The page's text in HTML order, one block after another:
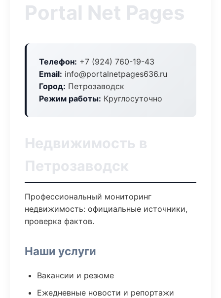
Portal Net Pages
Телефон: +7 (924) 760-19-43
Email: info@portalnetpages636.ru
Город: Петрозаводск
Режим работы: Круглосуточно
Недвижимость в
Петрозаводск
Профессиональный мониторинг
недвижимость: официальные источники,
проверка фактов.
Наши услуги
Вакансии и резюме
Ежедневные новости и репортажи